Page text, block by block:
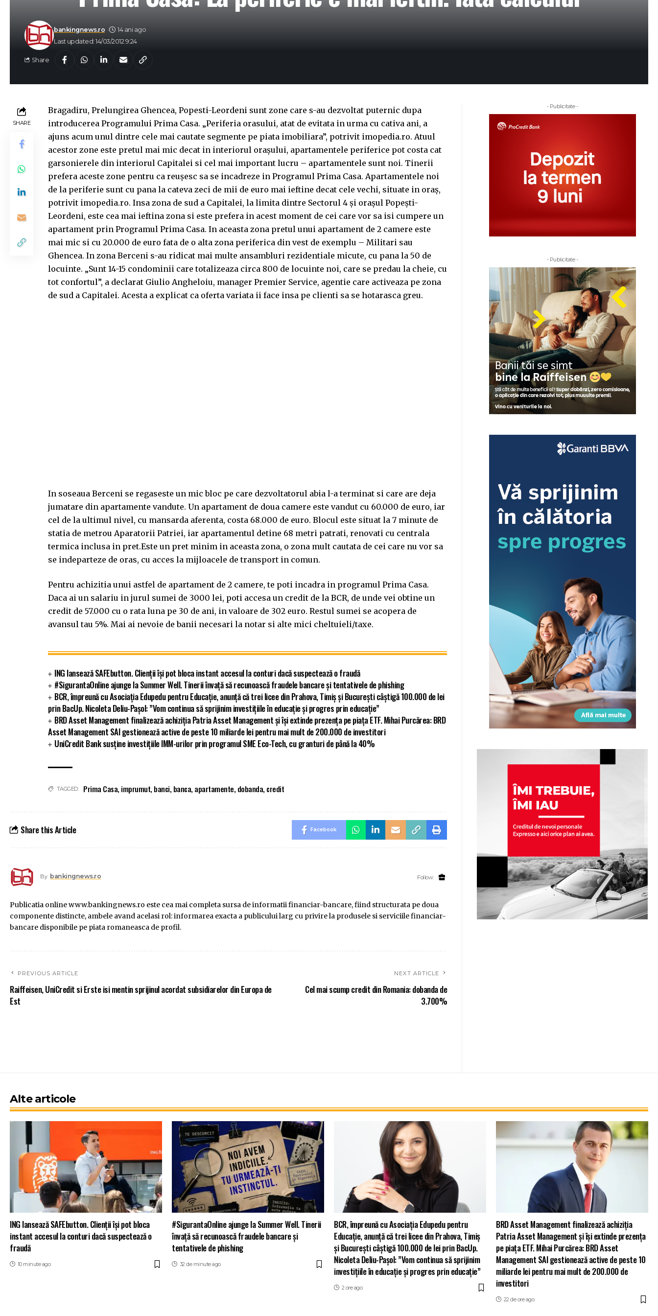
Last updated: 14/03/2012 9:24
bankingnews.ro 14 ani ago
Share
SHARE
Bragadiru, Prelungirea Ghencea, Popesti-Leordeni sunt zone care s-au dezvoltat puternic dupa
introdu­cerea Programului Prima Casa. „Periferia orasului, atat de evitata in urma cu cativa ani, a
ajuns acum unul dintre cele mai cautate segmente pe piata imobiliara”, potrivit imopedia.ro. Atuul
acestor zone este pretul mai mic decat in interiorul oraşului, apartamentele periferice pot costa cat
garsonierele din interiorul Capitalei si cel mai important lucru – apartamentele sunt noi. Tinerii
prefera aceste zone pentru ca reuşesc sa se incadreze in Programul Prima Casa. Apartamentele noi
de la periferie sunt cu pana la cateva zeci de mii de euro mai ieftine decat cele vechi, si­tuate in oraş,
potrivit imopedia.ro. Insa zona de sud a Capitalei, la limita dintre Sectorul 4 şi oraşul Popeşti-
Leordeni, este cea mai ieftina zona si este prefera in acest moment de cei care vor sa isi cumpere un
apartament prin Programul Prima Casa. In aceasta zona pretul unui apartament de 2 camere este
mai mic si cu 20.000 de euro fata de o alta zona periferica din vest de exemplu – Militari sau
Ghencea. In zona Berceni s-au ridicat mai multe ansambluri rezidentiale micute, cu pana la 50 de
locuinte. „Sunt 14-15 condominii care totalizeaza circa 800 de locuinte noi, care se predau la cheie, cu
tot confortul”, a declarat Giulio Angheloiu, manager Premier Service, agentie care activeaza pe zona
de sud a Capitalei. Acesta a explicat ca oferta variata ii face insa pe clienti sa se hotarasca greu.
In soseaua Berceni se regaseste un mic bloc pe care dezvoltatorul abia l-a terminat si care are deja
jumatare din apartamente vandute. Un apartament de doua camere este vandut cu 60.000 de euro, iar
cel de la ultimul nivel, cu mansarda aferenta, costa 68.000 de euro. Blocul este situat la 7 minute de
statia de metrou Aparatorii Patriei, iar apartamentul detine 68 metri patrati, renovati cu centrala
termica inclusa in pret.Este un pret minim in aceasta zona, o zona mult cautata de cei care nu vor sa
se indeparteze de oras, cu acces la mijloacele de transport in comun.
Pentru achizitia unui astfel de apartament de 2 camere, te poti incadra in programul Prima Casa.
Daca ai un salariu in jurul sumei de 3000 lei, poti accesa un credit de la BCR, de unde vei obtine un
credit de 57.000 cu o rata luna pe 30 de ani, in valoare de 302 euro. Restul sumei se acopera de
avansul tau 5%. Mai ai nevoie de banii necesari la notar si alte mici cheltuieli/taxe.
ING lansează SAFEbutton. Clienții își pot bloca instant accesul la conturi dacă suspectează o fraudă
#SigurantaOnline ajunge la Summer Well. Tinerii învață să recunoască fraudele bancare și tentativele de phishing
BCR, împreună cu Asociația Edupedu pentru Educație, anunță că trei licee din Prahova, Timiș și București câștigă 100.000 de lei
prin BacUp. Nicoleta Deliu-Pașol: ”Vom continua să sprijinim investițiile în educație și progres prin educație”
BRD Asset Management finalizează achiziția Patria Asset Management și își extinde prezența pe piața ETF. Mihai Purcărea: BRD
Asset Management SAI gestionează active de peste 10 miliarde lei pentru mai mult de 200.000 de investitori
UniCredit Bank susține investițiile IMM-urilor prin programul SME Eco-Tech, cu granturi de până la 40%
TAGGED: Prima Casa, imprumut, banci, banca, apartamente, dobanda, credit
Share this Article Facebook
By bankingnews.ro Follow:
Publicatia online www.bankingnews.ro este cea mai completa sursa de informatii financiar-bancare, fiind structurata pe doua
componente distincte, ambele avand acelasi rol: informarea exacta a publicului larg cu privire la produsele si serviciile financiar-
bancare disponibile pe piata romaneasca de profil.
PREVIOUS ARTICLE
Raiffeisen, UniCredit si Erste isi mentin sprijinul acordat subsidiarelor din Europa de
Est
NEXT ARTICLE
Cel mai scump credit din Romania: dobanda de
3.700%
- Publicitate -
- Publicitate -
Alte articole
ING lansează SAFEbutton. Clienții își pot bloca
instant accesul la conturi dacă suspectează o
fraudă
10 minute ago
#SigurantaOnline ajunge la Summer Well. Tinerii
învață să recunoască fraudele bancare și
tentativele de phishing
32 de minute ago
BCR, împreună cu Asociația Edupedu pentru
Educație, anunță că trei licee din Prahova, Timiș
și București câștigă 100.000 de lei prin BacUp.
Nicoleta Deliu-Pașol: ”Vom continua să sprijinim
investițiile în educație și progres prin educație”
2 ore ago
BRD Asset Management finalizează achiziția
Patria Asset Management și își extinde prezența
pe piața ETF. Mihai Purcărea: BRD Asset
Management SAI gestionează active de peste 10
miliarde lei pentru mai mult de 200.000 de
investitori
22 de ore ago